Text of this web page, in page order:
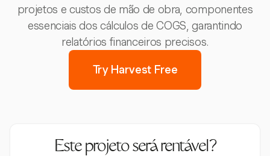
projetos e custos de mão de obra, componentes
essenciais dos cálculos de COGS, garantindo
relatórios financeiros precisos.
Try Harvest Free
Este projeto será rentável?